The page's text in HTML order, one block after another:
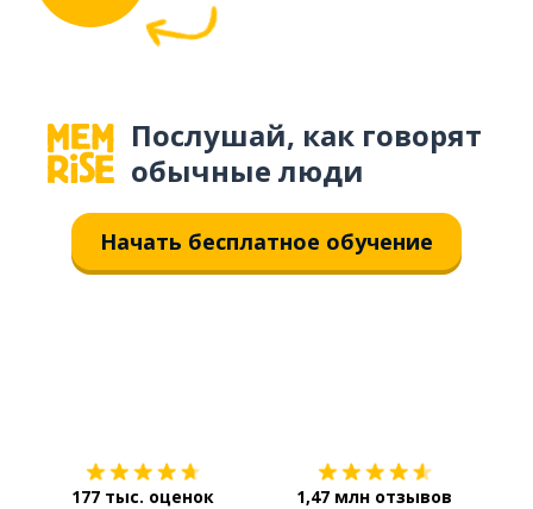
Послушай, как говорят
обычные люди
Начать бесплатное обучение
177 тыс. оценок 1,47 млн отзывов